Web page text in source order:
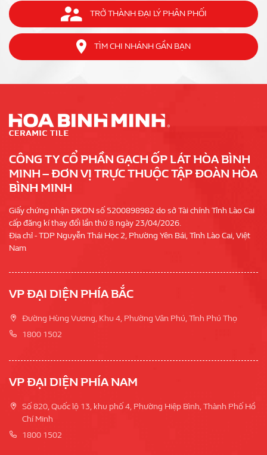
TRỞ THÀNH ĐẠI LÝ PHÂN PHỐI
TÌM CHI NHÁNH GẦN BẠN
CÔNG TY CỔ PHẦN GẠCH ỐP LÁT HÒA BÌNH
MINH – ĐƠN VỊ TRỰC THUỘC TẬP ĐOÀN HÒA
BÌNH MINH
Giấy chứng nhận ĐKDN số 5200898982 do sở Tài chính Tỉnh Lào Cai
cấp đăng kí thay đổi lần thứ 8 ngày 23/04/2026.
Địa chỉ - TDP Nguyễn Thái Học 2, Phường Yên Bái, Tỉnh Lào Cai, Việt
Nam
VP ĐẠI DIỆN PHÍA BẮC
Đường Hùng Vương, Khu 4, Phường Vân Phú, Tỉnh Phú Thọ
1800 1502
VP ĐẠI DIỆN PHÍA NAM
Số 820, Quốc lộ 13, khu phố 4, Phường Hiệp Bình, Thành Phố Hồ
Chí Minh
1800 1502